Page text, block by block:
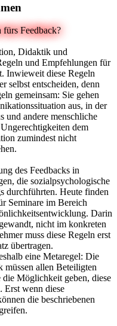
Feedback?
Didaktik und
und Empfehlungen für
Inwieweit diese Regeln
selbst entscheiden, denn
gemeinsam: Sie gehen
aus, in der
und andere menschliche
dem
zumindest nicht
des Feedbacks in
die sozialpsychologische
durchführten. Heute finden
Seminare im Bereich
Darin
nicht im konkreten
muss diese Regeln erst
übertragen.
eine Metaregel: Die
müssen allen Beteiligten
die Möglichkeit geben, diese
Erst wenn diese
die beschriebenen